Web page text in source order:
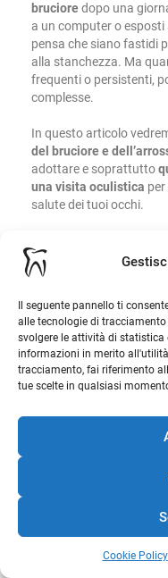
Il seguente pannello ti
alle tecnologie di
svolgere le attività di statistica
informazioni in merito
tracciamento, fai riferimento
tue scelte in qualsiasi
Cookie Policy
brucioredopo una
a un computer o esposti
pensa che siano fastidi
alla stanchezza. Ma
frequenti o persistenti,
complesse.
In questo articolo
del bruciore e
adottare e soprattutto
una visita oculistica
salute dei tuoi occhi.
Le cause
bruciore e
Il bruciore e
molto diverse. Ecco le
Allergie stagionali o
reazioni allergiche,
delle cause
con aria
producono
film